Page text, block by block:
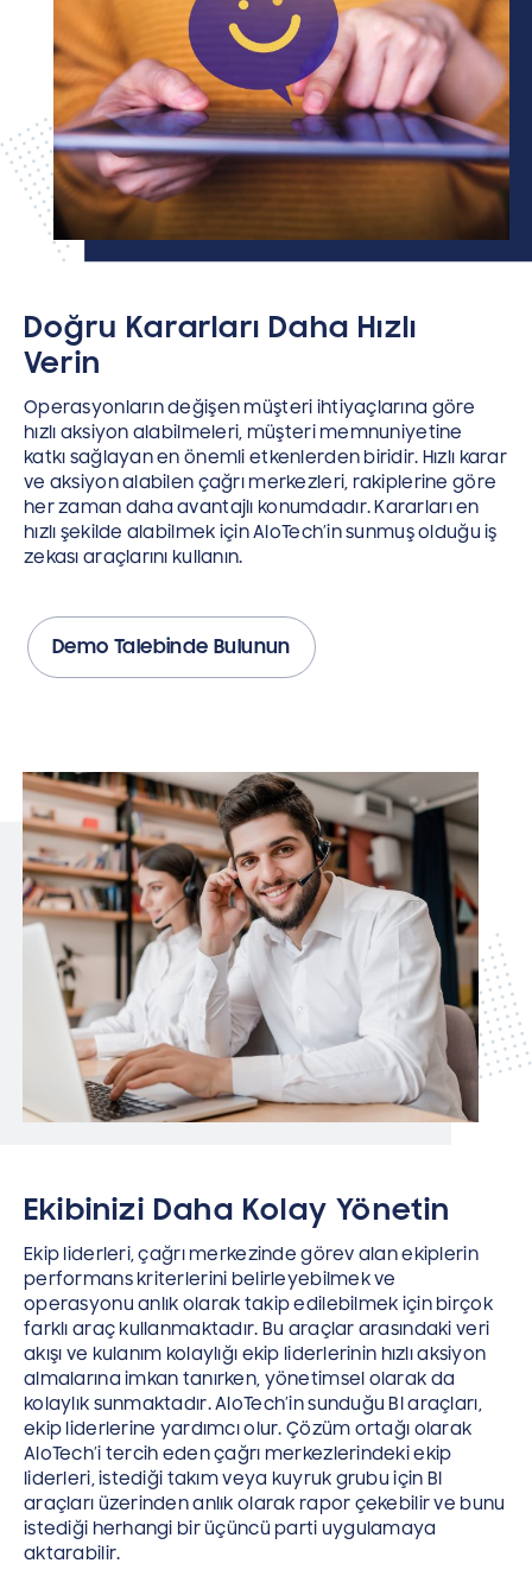
Doğru Kararları Daha Hızlı
Verin
Operasyonların değişen müşteri ihtiyaçlarına göre
hızlı aksiyon alabilmeleri, müşteri memnuniyetine
katkı sağlayan en önemli etkenlerden biridir. Hızlı karar
ve aksiyon alabilen çağrı merkezleri, rakiplerine göre
her zaman daha avantajlı konumdadır. Kararları en
hızlı şekilde alabilmek için AloTech’in sunmuş olduğu iş
zekası araçlarını kullanın.
Demo Talebinde Bulunun
Ekibinizi Daha Kolay Yönetin
Ekip liderleri, çağrı merkezinde görev alan ekiplerin
performans kriterlerini belirleyebilmek ve
operasyonu anlık olarak takip edilebilmek için birçok
farklı araç kullanmaktadır. Bu araçlar arasındaki veri
akışı ve kulanım kolaylığı ekip liderlerinin hızlı aksiyon
almalarına imkan tanırken, yönetimsel olarak da
kolaylık sunmaktadır. AloTech’in sunduğu BI araçları,
ekip liderlerine yardımcı olur. Çözüm ortağı olarak
AloTech’i tercih eden çağrı merkezlerindeki ekip
liderleri, istediği takım veya kuyruk grubu için BI
araçları üzerinden anlık olarak rapor çekebilir ve bunu
istediği herhangi bir üçüncü parti uygulamaya
aktarabilir.